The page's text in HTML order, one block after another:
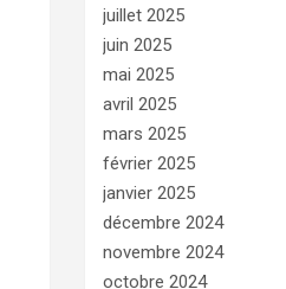
juillet 2025
juin 2025
mai 2025
avril 2025
mars 2025
février 2025
janvier 2025
décembre 2024
novembre 2024
octobre 2024